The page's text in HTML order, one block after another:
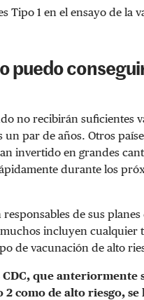
Tipo 1 en el ensayo de la
puedo
no recibirán suficientes
par de años. Otros
invertido en grandes
durante los
de sus planes
incluyen cualquier
de vacunación de alto
CDC, que anteriormente
como de alto riesgo, se